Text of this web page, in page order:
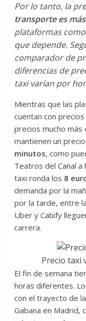
Por lo tanto, la
transporte es
plataformas como
que depende.
comparador de
diferencias de
taxi varían por
Mientras que las
cuentan con
precios mucho más
mantienen un
minutos, como
Teatros del Canal a
taxi ronda los 8
demanda por la
por la tarde, entre
Uber y Cabify
carrera.
Precio taxi
El fin de semana
horas diferentes.
con el trayecto de
Gabana en Madrid,